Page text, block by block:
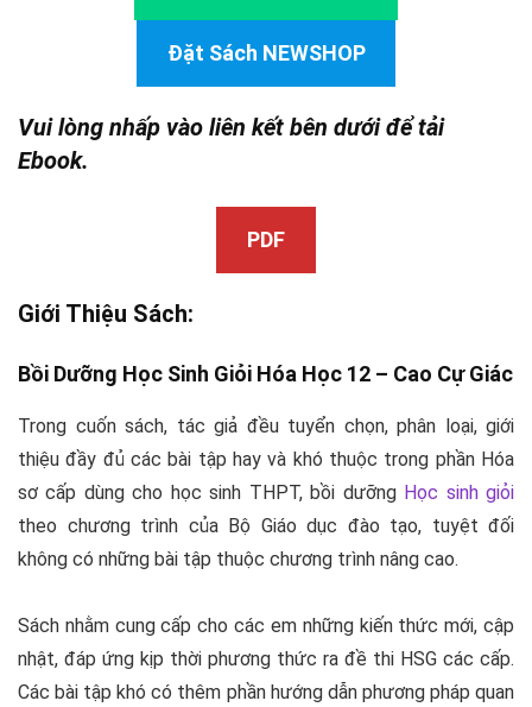
Đặt Sách NEWSHOP
Vui lòng nhấp vào liên kết bên dưới để tải
Ebook.
PDF
Giới Thiệu Sách:
Bồi Dưỡng Học Sinh Giỏi Hóa Học 12 – Cao Cự Giác
Trong cuốn sách, tác giả đều tuyển chọn, phân loại, giới
thiệu đầy đủ các bài tập hay và khó thuộc trong phần Hóa
sơ cấp dùng cho học sinh THPT, bồi dưỡng Học sinh giỏi
theo chương trình của Bộ Giáo dục đào tạo, tuyệt đối
không có những bài tập thuộc chương trình nâng cao.
Sách nhằm cung cấp cho các em những kiến thức mới, cập
nhật, đáp ứng kịp thời phương thức ra đề thi HSG các cấp.
Các bài tập khó có thêm phần hướng dẫn phương pháp quan